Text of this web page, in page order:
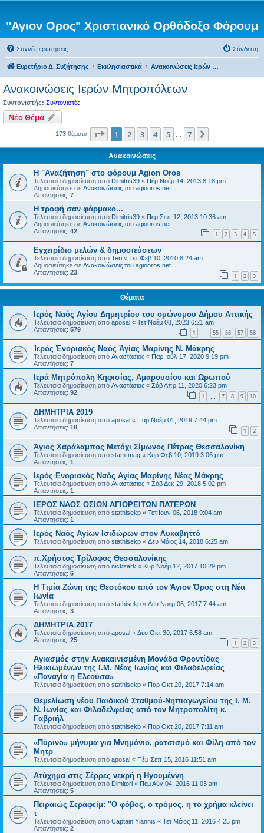
"Αγιον Ορος" Χριστιανικό Ορθόδοξο Φόρουμ
Συχνές ερωτήσεις Σύνδεση
Ευρετήριο Δ. Συζήτησης Εκκλησιαστικά Ανακοινώσεις Ιερών Μητροπόλεων
Ανακοινώσεις Ιερών Μητροπόλεων
Συντονιστής: Συντονιστές
Νέο Θέμα
173 θέματα Σελίδα από7
1 2 3 4 5 7
Ανακοινώσεις
Η "Αναζήτηση" στο φόρουμ Agion Oros
Τελευταία δημοσίευση από Dimitris39 « Πέμ Νοέμ 14, 2013 8:18 pm
Δημοσιεύτηκε σε Ανακοινώσεις του agiooros.net
Απαντήσεις: 7
H τροφή σαν φάρμακο...
Τελευταία δημοσίευση από Dimitris39 « Πέμ Σεπ 12, 2013 10:36 am
Δημοσιεύτηκε σε Ανακοινώσεις του agiooros.net
Απαντήσεις: 42 1 2 3 4 5
Εγχειρίδιο μελών & δημοσιεύσεων
Τελευταία δημοσίευση από Teri « Τετ Φεβ 10, 2010 8:24 am
Δημοσιεύτηκε σε Ανακοινώσεις του agiooros.net
Απαντήσεις: 23 1 2 3
Θέματα
Ιερός Ναός Αγίου Δημητρίου του ομώνυμου Δήμου Αττικής
Τελευταία δημοσίευση από aposal « Τετ Νοέμ 08, 2023 6:21 am
Απαντήσεις: 579 1 55 56 57 58
Ἱερὸς Ἐνοριακὸς Ναὸς Ἁγίας Μαρίνης Ν. Μάκρης
Τελευταία δημοσίευση από Αναστάσιος « Παρ Ιούλ 17, 2020 9:19 pm
Απαντήσεις: 7
Ιερά Μητρόπολη Κηφισίας, Αμαρουσίου και Ωρωπού
Τελευταία δημοσίευση από Αναστάσιος « Σάβ Απρ 11, 2020 6:23 pm
Απαντήσεις: 92 1 7 8 9 10
ΔΗΜΗΤΡΙΑ 2019
Τελευταία δημοσίευση από aposal « Παρ Νοέμ 01, 2019 7:44 pm
Απαντήσεις: 18 1 2
Άγιος Χαράλαμπος Μετόχι Σίμωνος Πέτρας Θεσσαλονίκη
Τελευταία δημοσίευση από stam-mag « Κυρ Φεβ 10, 2019 3:06 pm
Απαντήσεις: 1
Ιερός Ενοριακός Ναός Αγίας Μαρίνης Νέας Μάκρης
Τελευταία δημοσίευση από Αναστάσιος « Σάβ Δεκ 29, 2018 5:02 pm
Απαντήσεις: 1
ΙΕΡΟΣ ΝΑΟΣ ΟΣΙΩΝ ΑΓΙΟΡΕΙΤΩΝ ΠΑΤΕΡΩΝ
Τελευταία δημοσίευση από stathisekp « Τετ Ιουν 06, 2018 9:04 am
Απαντήσεις: 1
Ιερός Ναός Αγίων Ισιδώρων στον Λυκαβηττό
Τελευταία δημοσίευση από stathisekp « Δευ Μάιος 14, 2018 6:25 am
π.Χρήστος Τρίλοφος Θεσσαλονίκης
Τελευταία δημοσίευση από nickzark « Κυρ Νοέμ 12, 2017 10:29 pm
Απαντήσεις: 6
Η Τιμία Ζώνη της Θεοτόκου από τον Άγιον Όρος στη Νέα
Ιωνία
Τελευταία δημοσίευση από stathisekp « Δευ Νοέμ 06, 2017 7:44 am
Απαντήσεις: 3
ΔΗΜΗΤΡΙΑ 2017
Τελευταία δημοσίευση από aposal « Δευ Οκτ 30, 2017 6:58 am
Απαντήσεις: 25 1 2 3
Αγιασμός στην Ανακαινισμένη Μονάδα Φροντίδας
Ηλικιωμένων της Ι.Μ. Νέας Ιωνίας και Φιλαδελφείας
«Παναγία η Ελεούσα»
Τελευταία δημοσίευση από stathisekp « Παρ Οκτ 20, 2017 7:14 am
Θεμελίωση νέου Παιδικού Σταθμού-Νηπιαγωγείου της Ι. Μ.
Ν. Ιωνίας και Φιλαδελφείας από τον Μητροπολίτη κ.
Γαβριήλ
Τελευταία δημοσίευση από stathisekp « Παρ Οκτ 20, 2017 7:11 am
«Πύρινο» μήνυμα για Μνημόνιο, ρατσισμό και Φίλη από τον
Μητρ
Τελευταία δημοσίευση από aposal « Πέμ Σεπ 15, 2016 11:51 am
Ατύχημα στις Σέρρες νεκρή η Ηγουμέννη
Τελευταία δημοσίευση από Dimitori « Πέμ Αύγ 04, 2016 11:03 am
Απαντήσεις: 5
Πειραιώς Σεραφείμ: ''Ο φόβος, ο τρόμος, η το χρήμα κλείνει
τ
Τελευταία δημοσίευση από Captain Yiannis « Τετ Μάιος 11, 2016 4:25 pm
Απαντήσεις: 2